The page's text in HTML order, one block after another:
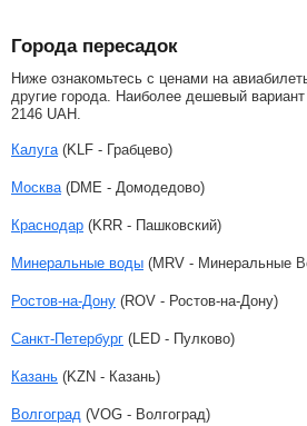
Города пересадок
Ниже ознакомьтесь с ценами на
другие города. Наиболее дешевый
2146 UAH
Калуга (KLF - Грабцево)
Москва (DME - Домодедово)
Краснодар (KRR - Пашковский)
Минеральные воды (MRV - Минеральные
Ростов-на-Дону (ROV - Ростов-на-Дону)
Санкт-Петербург (LED - Пулково)
Казань (KZN - Казань)
Волгоград (VOG - Волгоград)